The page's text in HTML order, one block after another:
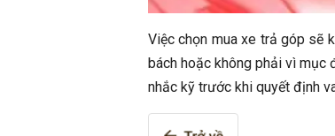
Việc chọn mua xe trả góp sẽ
bách hoặc không phải vì mục
nhắc kỹ trước khi quyết định